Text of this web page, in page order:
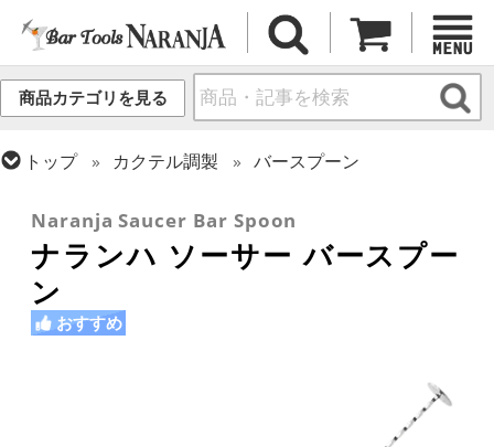
商品カテゴリを見る
トップ カクテル調製
バースプーン
フレア用各種アイテム
Naranja Saucer Bar Spoon
ナランハ ソーサー バースプー
ン
おすすめ